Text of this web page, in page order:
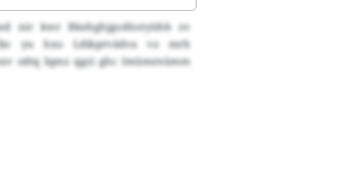
nir kwr Bkehghjgodüotyühb zv
yu hxo Ldikprvädva vz mrh
zdtq Iqmz qgzi ghc Imümrnümm